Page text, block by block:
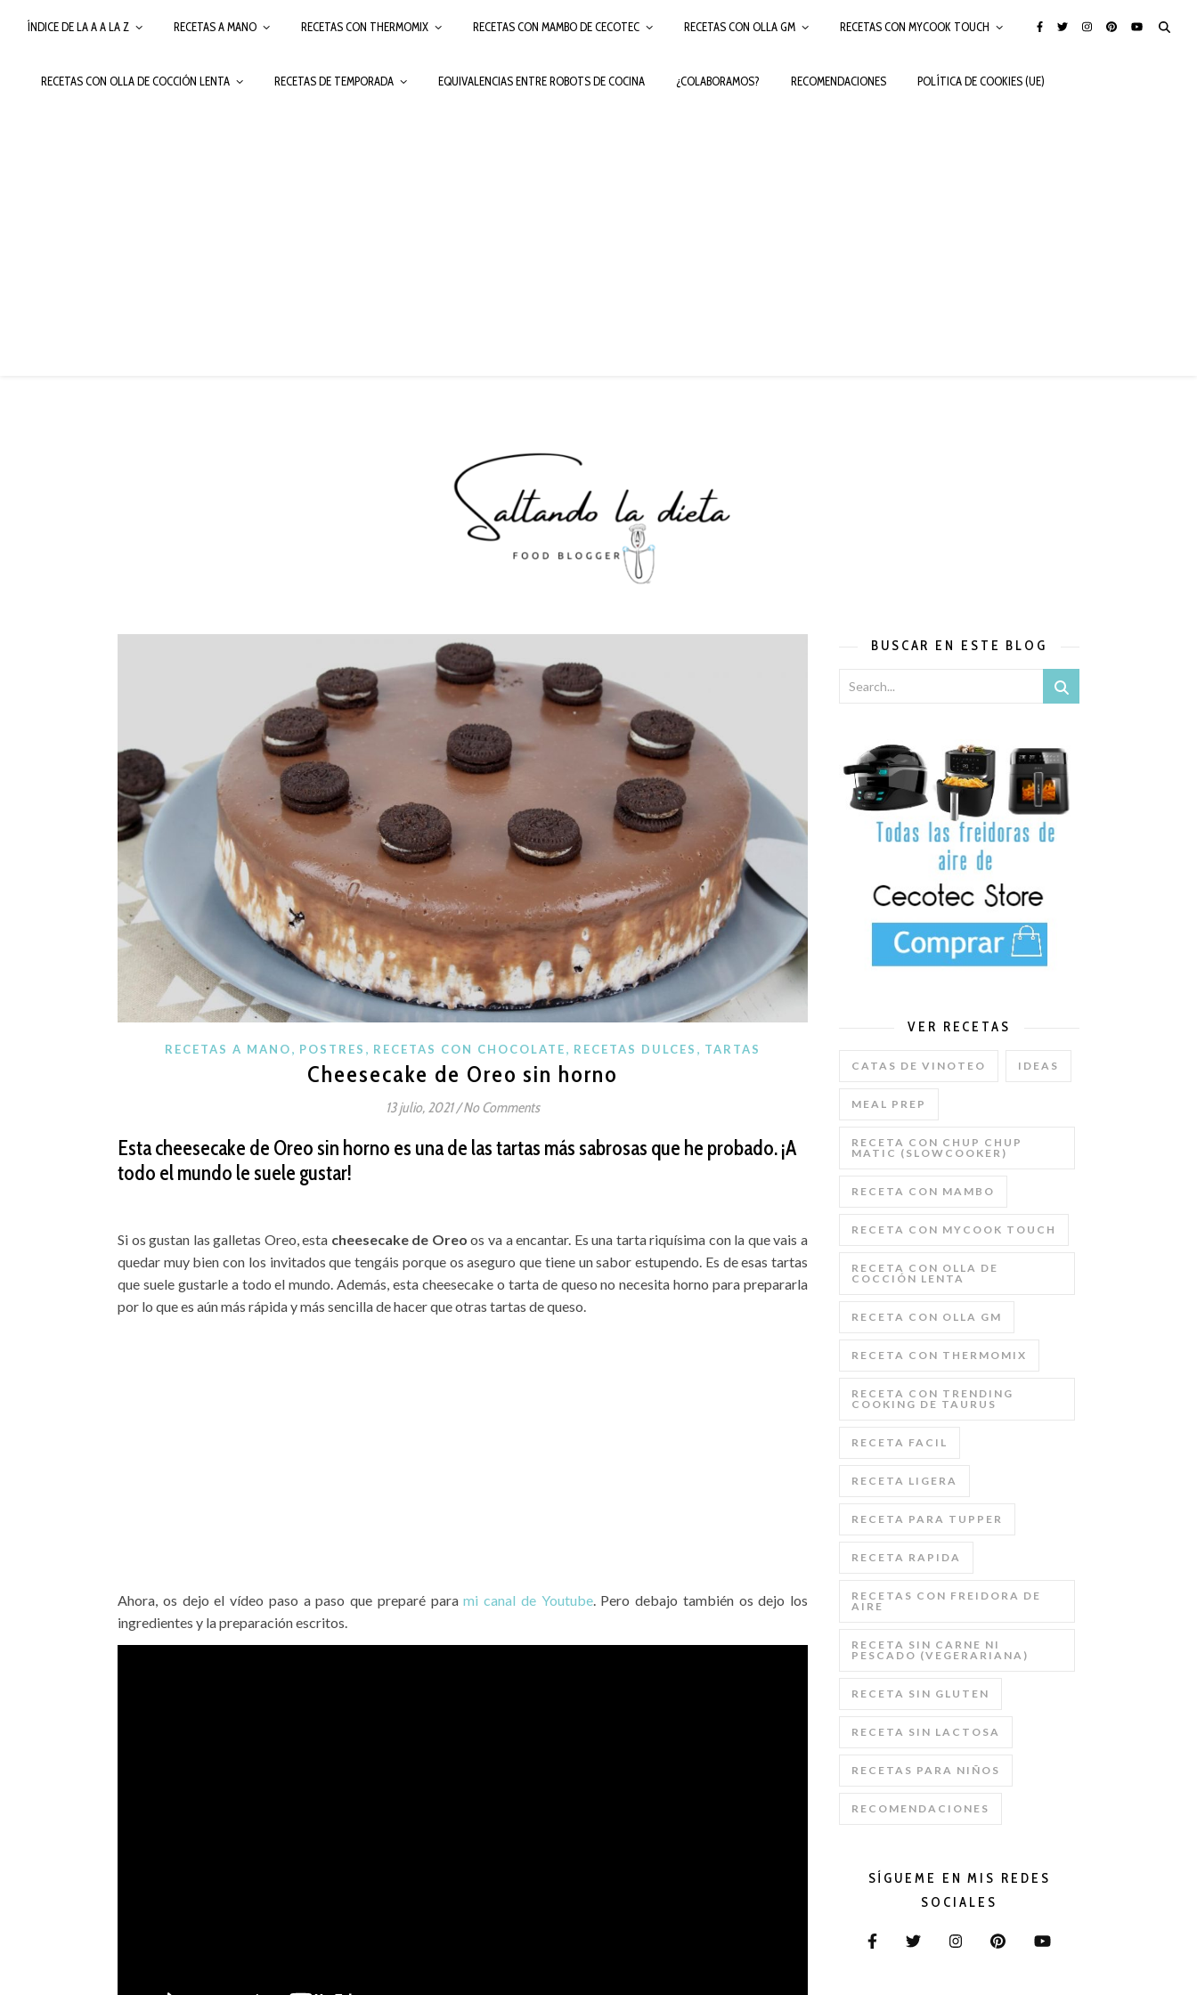
ÍNDICE DE LA A A LA Z RECETAS A MANO RECETAS CON THERMOMIX RECETAS CON MAMBO DE CECOTEC RECETAS CON OLLA GM RECETAS CON MYCOOK TOUCH
RECETAS CON OLLA DE COCCIÓN LENTA RECETAS DE TEMPORADA EQUIVALENCIAS ENTRE ROBOTS DE COCINA ¿COLABORAMOS? RECOMENDACIONES POLÍTICA DE COOKIES (UE)
Blog de recetas de cocina paso a paso. Recetas a mano, recetas con Thermomix y Mambo de Cecotec.
RECETAS A MANO POSTRES RECETAS CON CHOCOLATE RECETAS DULCES TARTAS
Cheesecake de Oreo sin horno
13 julio, 2021 / No Comments
Esta cheesecake de Oreo sin horno es una de las tartas más sabrosas que he probado. ¡A
todo el mundo le suele gustar!
Si os gustan las galletas Oreo, esta cheesecake de Oreo os va a encantar. Es una tarta riquísima con la que vais a
quedar muy bien con los invitados que tengáis porque os aseguro que tiene un sabor estupendo. Es de esas tartas
que suele gustarle a todo el mundo. Además, esta cheesecake o tarta de queso no necesita horno para prepararla
por lo que es aún más rápida y más sencilla de hacer que otras tartas de queso.
Ahora, os dejo el vídeo paso a paso que preparé parami canal de Youtube. Pero debajo también os dejo los
ingredientes y la preparación escritos.
BUSCAR EN ESTE BLOG
VER RECETAS
CATAS DE VINOTEO IDEAS
MEAL PREP
RECETA CON CHUP CHUP
MATIC (SLOWCOOKER)
RECETA CON MAMBO
RECETA CON MYCOOK TOUCH
RECETA CON OLLA DE
COCCIÓN LENTA
RECETA CON OLLA GM
RECETA CON THERMOMIX
RECETA CON TRENDING
COOKING DE TAURUS
RECETA FACIL
RECETA LIGERA
RECETA PARA TUPPER
RECETA RAPIDA
RECETAS CON FREIDORA DE
AIRE
RECETA SIN CARNE NI
PESCADO (VEGERARIANA)
RECETA SIN GLUTEN
RECETA SIN LACTOSA
RECETAS PARA NIÑOS
RECOMENDACIONES
SÍGUEME EN MIS REDES
SOCIALES